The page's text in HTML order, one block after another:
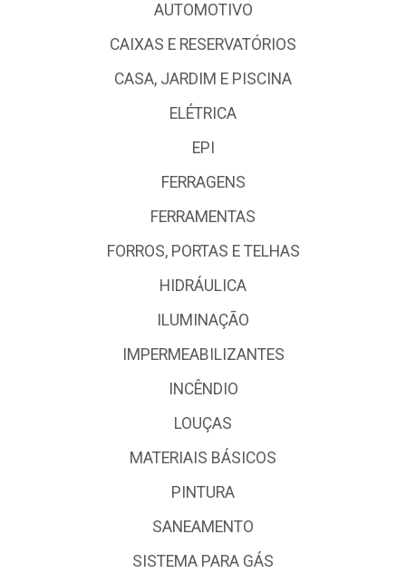
AUTOMOTIVO
CAIXAS E RESERVATÓRIOS
CASA, JARDIM E PISCINA
ELÉTRICA
EPI
FERRAGENS
FERRAMENTAS
FORROS, PORTAS E TELHAS
HIDRÁULICA
ILUMINAÇÃO
IMPERMEABILIZANTES
INCÊNDIO
LOUÇAS
MATERIAIS BÁSICOS
PINTURA
SANEAMENTO
SISTEMA PARA GÁS